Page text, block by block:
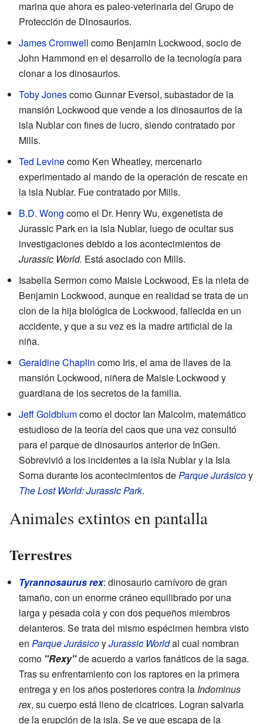
marina que ahora es paleo-veterinaria del Grupo de
Protección de Dinosaurios.
James Cromwell como Benjamin Lockwood, socio de
John Hammond en el desarrollo de la tecnología para
clonar a los dinosaurios.
Toby Jonescomo Gunnar Eversol, subastador de la
mansión Lockwood que vende a los dinosaurios de la
isla Nublar con fines de lucro, siendo contratado por
Mills.
Ted Levinecomo Ken Wheatley, mercenario
experimentado al mando de la operación de rescate en
la isla Nublar. Fue contratado por Mills.
B.D. Wong como el Dr. Henry Wu, exgenetista de
Jurassic Park en la isla Nublar, luego de ocultar sus
investigaciones debido a los acontecimientos de
Jurassic World. Está asociado con Mills.
Isabella Sermon como Maisie Lockwood, Es la nieta de
Benjamin Lockwood, aunque en realidad se trata de un
clon de la hija biológica de Lockwood, fallecida en un
accidente, y que a su vez es la madre artificial de la
niña.
Geraldine Chaplin como Iris, el ama de llaves de la
mansión Lockwood, niñera de Maisie Lockwood y
guardiana de los secretos de la familia.
Jeff Goldblumcomo el doctor Ian Malcolm, matemático
estudioso de la teoría del caos que una vez consultó
para el parque de dinosaurios anterior de InGen.
Sobrevivió a los incidentes a la isla Nublar y la Isla
Sorna durante los acontecimientos deParque Jurásicoy
The Lost World: Jurassic Park.
Animales extintos en pantalla
Terrestres
Tyrannosaurus rex: dinosaurio carnívoro de gran
tamaño, con un enorme cráneo equilibrado por una
larga y pesada cola y con dos pequeños miembros
delanteros. Se trata del mismo espécimen hembra visto
en Parque JurásicoyJurassic Worldal cual nombran
como "Rexy"de acuerdo a varios fanáticos de la saga.
Tras su enfrentamiento con los raptores en la primera
entrega y en los años posteriores contra la Indominus
rex, su cuerpo está lleno de cicatrices. Logran salvarla
de la erupción de la isla. Se ve que escapa de la